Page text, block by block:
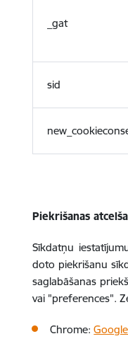
_gat
sid
Piekrišanas
Sīkdatņu
doto piekrišanu
saglabāšanas
vai "preferences".
Chrome: